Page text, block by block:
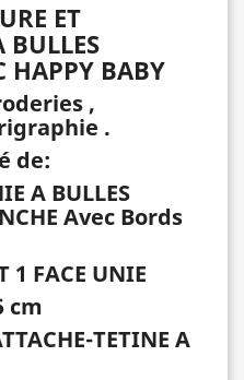
ET
HAPPY BABY
,
.
de:
A BULLES
Avec Bords
1 FACE UNIE
cm
TETINE A